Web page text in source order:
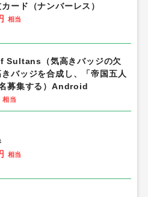
ード（ナンバーレス）
相当
Sultans（気高きバッジの欠
きバッジを合成し、「帝国五人
募集する）Android
相当
相当